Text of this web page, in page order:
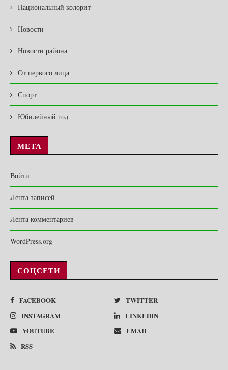
Национальный колорит
Новости
Новости района
От первого лица
Спорт
Юбилейный год
МЕТА
Войти
Лента записей
Лента комментариев
WordPress.org
СОЦСЕТИ
FACEBOOK
TWITTER
INSTAGRAM
LINKEDIN
YOUTUBE
EMAIL
RSS